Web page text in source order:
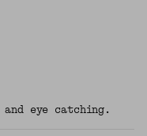
eye catching.